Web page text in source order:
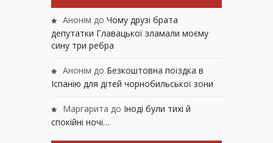
Анонім до Чому друзі брата
депутатки Главацької зламали моєму
сину три ребра
Анонім до Безкоштовна поїздка в
Іспанію для дітей чорнобильської зони
Маргарита до Іноді були тихі й
спокійні ночі…